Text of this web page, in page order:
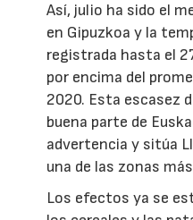
Así, julio ha sido el
en Gipuzkoa y la
registrada hasta el
por encima del
2020. Esta escasez
buena parte de
advertencia y sitúa
una de las zonas
Los efectos ya se